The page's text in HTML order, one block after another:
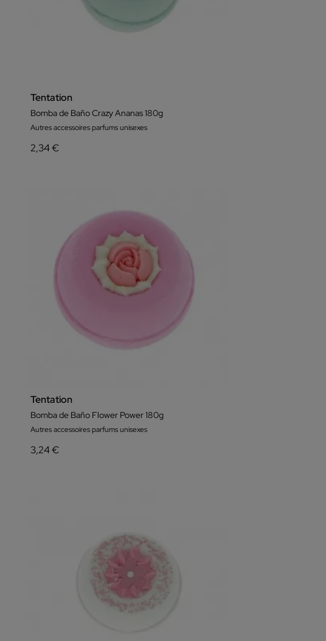
Tentation
Bomba de Baño Crazy Ananas 180g
Autres accessoires parfums unisexes
2,34 €
Tentation
Bomba de Baño Flower Power 180g
Autres accessoires parfums unisexes
3,24 €